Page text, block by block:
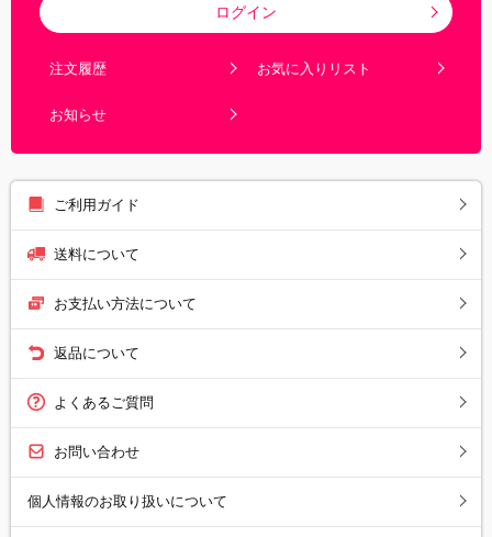
ログイン
注文履歴 お気に入りリスト
お知らせ
ご利用ガイド
送料について
お支払い方法について
返品について
よくあるご質問
お問い合わせ
個人情報のお取り扱いについて